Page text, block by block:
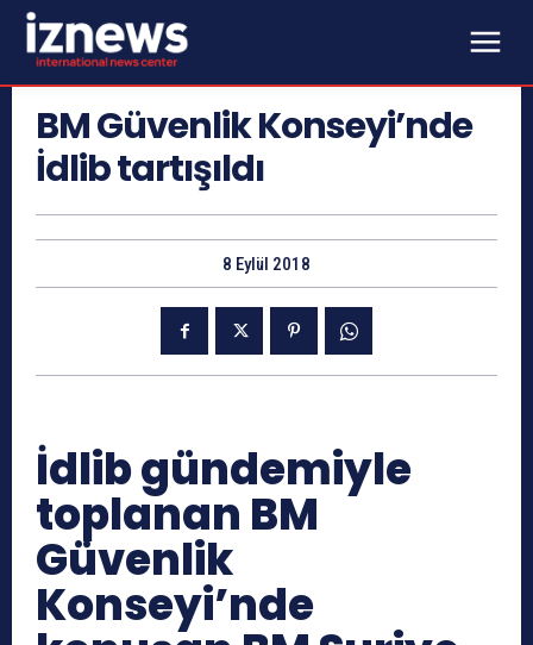
BM Güvenlik Konseyi’nde
İdlib tartışıldı
8 Eylül 2018
İdlib gündemiyle
toplanan BM
Güvenlik
Konseyi’nde